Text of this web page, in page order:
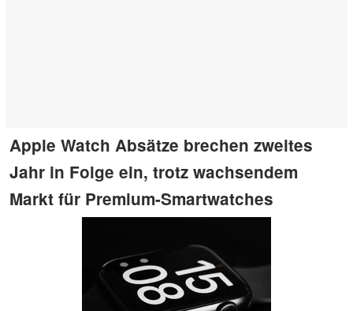
Apple Watch Absätze brechen zweites
Jahr in Folge ein, trotz wachsendem
Markt für Premium-Smartwatches